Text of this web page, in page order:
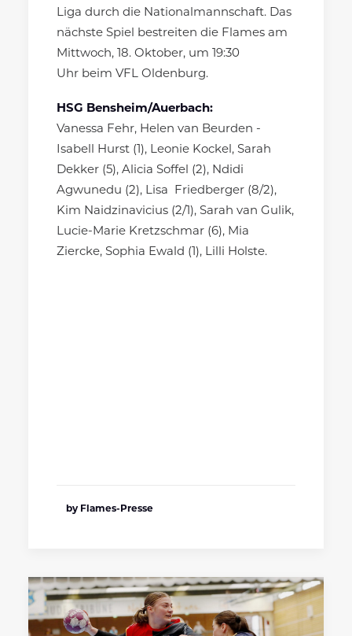
Liga durch die Nationalmannschaft. Das
nächste Spiel bestreiten die Flames am
Mittwoch, 18. Oktober, um 19:30
Uhr beim VFL Oldenburg.
HSG Bensheim/Auerbach:
Vanessa Fehr, Helen van Beurden -
Isabell Hurst (1), Leonie Kockel, Sarah
Dekker (5), Alicia Soffel (2), Ndidi
Agwunedu (2), Lisa Friedberger (8/2),
Kim Naidzinavicius (2/1), Sarah van Gulik,
Lucie-Marie Kretzschmar (6), Mia
Ziercke, Sophia Ewald (1), Lilli Holste.
by Flames-Presse